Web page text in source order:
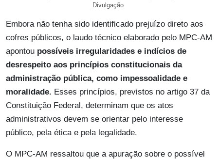
Divulgação
Embora não tenha sido identificado prejuízo direto aos
cofres públicos, o laudo técnico elaborado pelo MPC-AM
apontou possíveis irregularidades e indícios de
desrespeito aos princípios constitucionais da
administração pública, como impessoalidade e
moralidade. Esses princípios, previstos no artigo 37 da
Constituição Federal, determinam que os atos
administrativos devem se orientar pelo interesse
público, pela ética e pela legalidade.
O MPC-AM ressaltou que a apuração sobre o possível